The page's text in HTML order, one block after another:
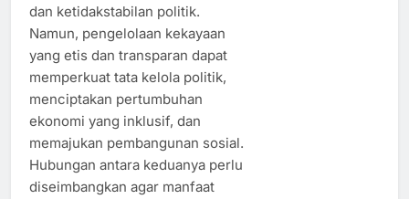
dan ketidakstabilan politik.
Namun, pengelolaan kekayaan
yang etis dan transparan dapat
memperkuat tata kelola politik,
menciptakan pertumbuhan
ekonomi yang inklusif, dan
memajukan pembangunan sosial.
Hubungan antara keduanya perlu
diseimbangkan agar manfaat